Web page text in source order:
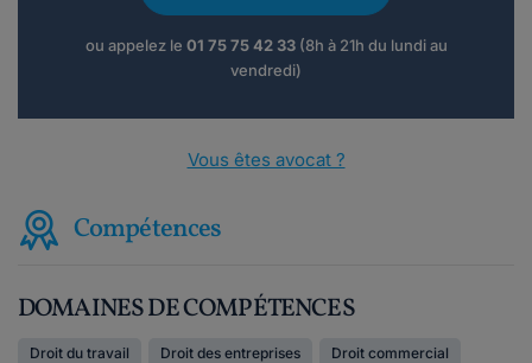
ou appelez le 01 75 75 42 33(8h à 21h du lundi au
vendredi)
Vous êtes avocat ?
Compétences
DOMAINES DE COMPÉTENCES
Droit du travail Droit des entreprises Droit commercial